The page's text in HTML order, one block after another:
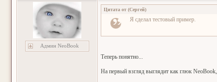
Админ NeoBook
Цитата от (Сергей)
Я сделал тестовый пример.
Теперь понятно...
На первый взгляд выглядит как глюк